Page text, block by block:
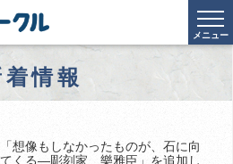
メニュー
着情報
想像もしなかったものが、石に向
てくる―彫刻家 樂雅臣」を追加し